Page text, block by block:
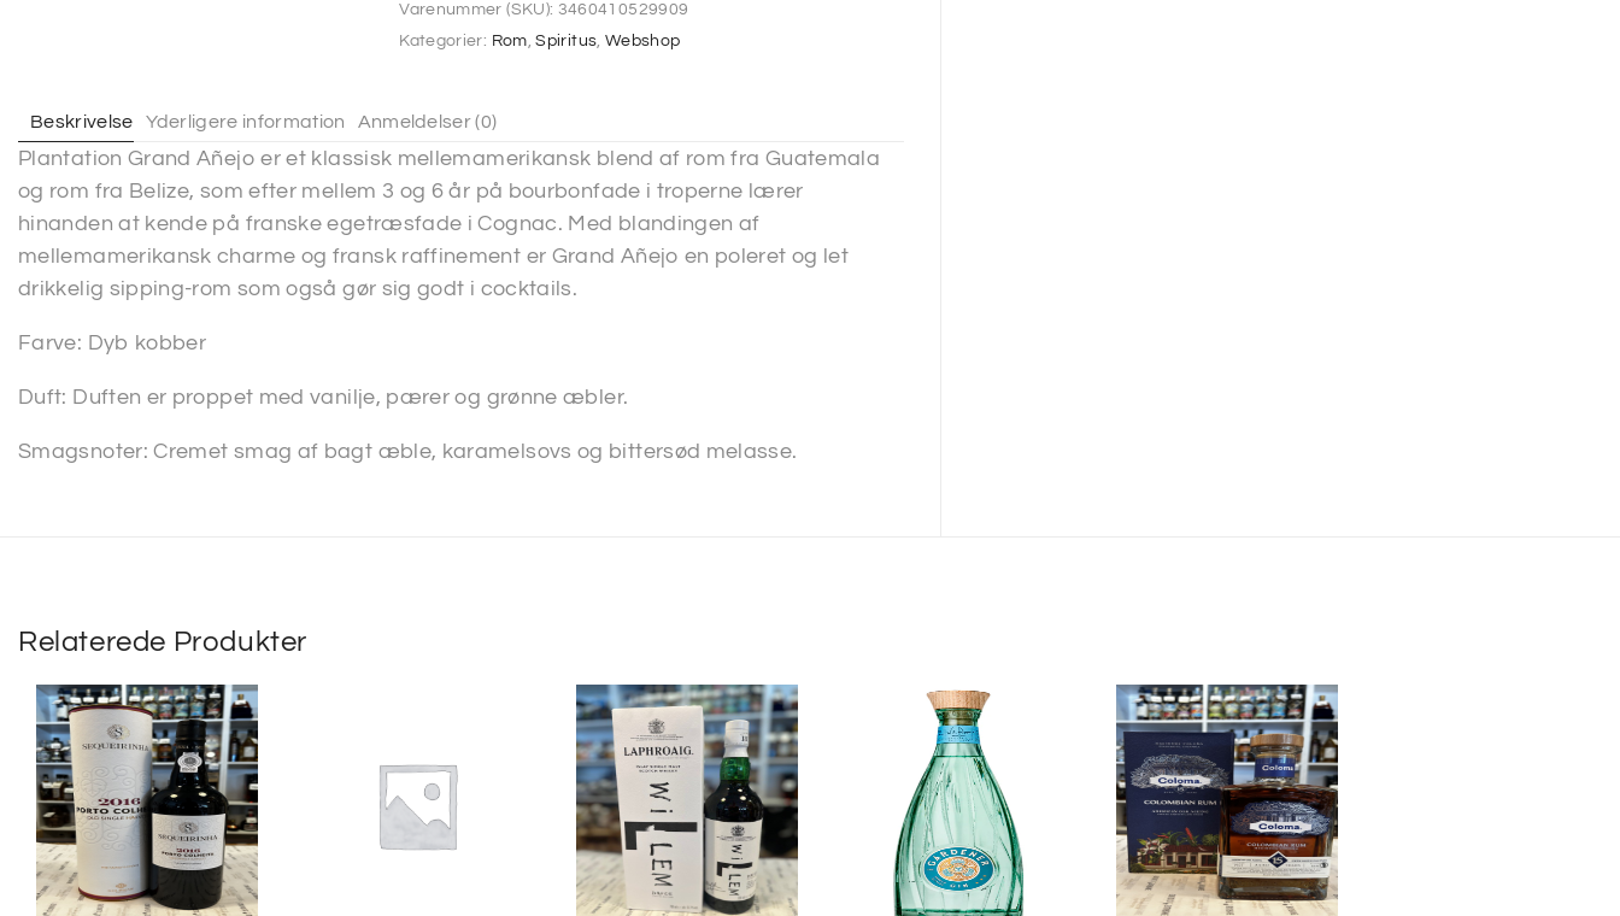
Varenummer (SKU): 3460410529909
Kategorier: Rom,Spiritus, Webshop
Beskrivelse Yderligere information Anmeldelser (0)
Plantation Grand Añejo er et klassisk mellemamerikansk blend af rom fra Guatemala
og rom fra Belize, som efter mellem 3 og 6 år på bourbonfade i troperne lærer
hinanden at kende på franske egetræsfade i Cognac. Med blandingen af
mellemamerikansk charme og fransk raffinement er Grand Añejo en poleret og let
drikkelig sipping-rom som også gør sig godt i cocktails.
Farve: Dyb kobber
Duft: Duften er proppet med vanilje, pærer og grønne æbler.
Smagsnoter: Cremet smag af bagt æble, karamelsovs og bittersød melasse.
Relaterede Produkter